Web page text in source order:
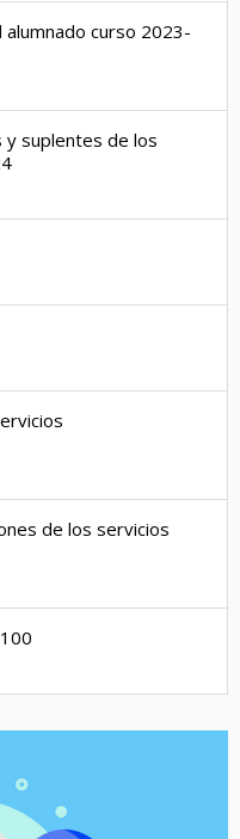
curso 2023-
y suplentes de los
de los servicios